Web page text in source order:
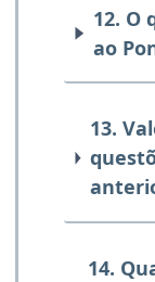
12. O
ao
13.
14.